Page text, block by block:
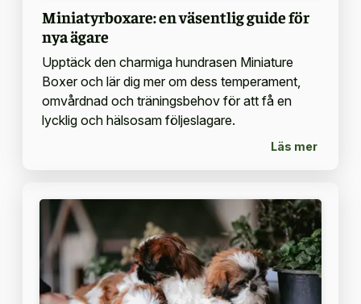
Miniatyrboxare: en väsentlig guide för
nya ägare
Upptäck den charmiga hundrasen Miniature
Boxer och lär dig mer om dess temperament,
omvårdnad och träningsbehov för att få en
lycklig och hälsosam följeslagare.
Läs mer